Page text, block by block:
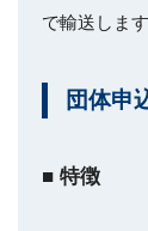
で輸送します
団体申
■ 特徴